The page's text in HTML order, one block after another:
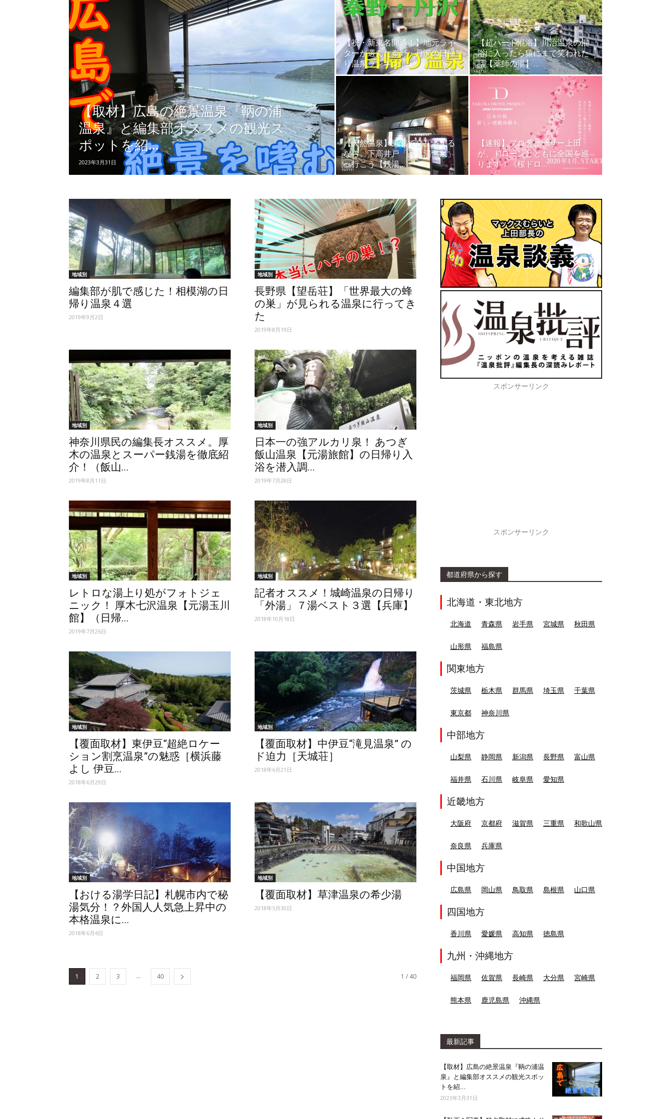
【ユ
ィ】
【取材】広島の絶景温泉『鞆の浦
温泉』と編集部オススメの観光ス
ポットを紹...
2023年3月31日
【祝・新東名開通！】地元ライ
ターが選んだ秦野・丹沢の日帰
り温泉ランキン...
【超ハード混浴】川治温泉の混
浴に入ったら猿にまで笑われた
話【薬師の湯】...
【天然温泉】東京で交互浴する
なら、下高井戸「月見湯温泉」
へ行こう【銭湯...
【速報】プロデューサー上田
が、ドローンとともに全国を巡
ります！《桜ドロ...
地域別
編集部が肌で感じた！相模湖の日
帰り温泉４選
2019年9月2日
地域別
長野県【望岳荘】「世界最大の蜂
の巣」が見られる温泉に行ってき
た
2019年8月19日
地域別
神奈川県民の編集長オススメ。厚
木の温泉とスーパー銭湯を徹底紹
介！（飯山...
2019年8月11日
地域別
日本一の強アルカリ泉！ あつぎ
飯山温泉【元湯旅館】の日帰り入
浴を潜入調...
2019年7月28日
地域別
レトロな湯上り処がフォトジェ
ニック！ 厚木七沢温泉【元湯玉川
館】（日帰...
2019年7月26日
地域別
記者オススメ！城崎温泉の日帰り
「外湯」７湯ベスト３選【兵庫】
2018年10月18日
地域別
【覆面取材】東伊豆“超絶ロケー
ション割烹温泉”の魅惑［横浜藤
よし 伊豆...
2018年6月29日
地域別
【覆面取材】中伊豆“滝見温泉” の
ド迫力［天城荘］
2018年6月21日
地域別
【おける湯学日記】札幌市内で秘
湯気分！？外国人人気急上昇中の
本格温泉に...
2018年6月4日
地域別
【覆面取材】草津温泉の希少湯
2018年5月30日
1 2 3 ... 40 1 / 40
スポンサーリンク
スポンサーリンク
都道府県から探す
北海道・東北地方
北海道 青森県 岩手県 宮城県 秋田県
山形県 福島県
関東地方
茨城県 栃木県 群馬県 埼玉県 千葉県
東京都 神奈川県
中部地方
山梨県 静岡県 新潟県 長野県 富山県
福井県 石川県 岐阜県 愛知県
近畿地方
大阪府 京都府 滋賀県 三重県 和歌山県
奈良県 兵庫県
中国地方
広島県 岡山県 鳥取県 島根県 山口県
四国地方
香川県 愛媛県 高知県 徳島県
九州・沖縄地方
福岡県 佐賀県 長崎県 大分県 宮崎県
熊本県 鹿児島県 沖縄県
最新記事
【取材】広島の絶景温泉『鞆の浦温
泉』と編集部オススメの観光スポッ
トを紹...
2023年3月31日